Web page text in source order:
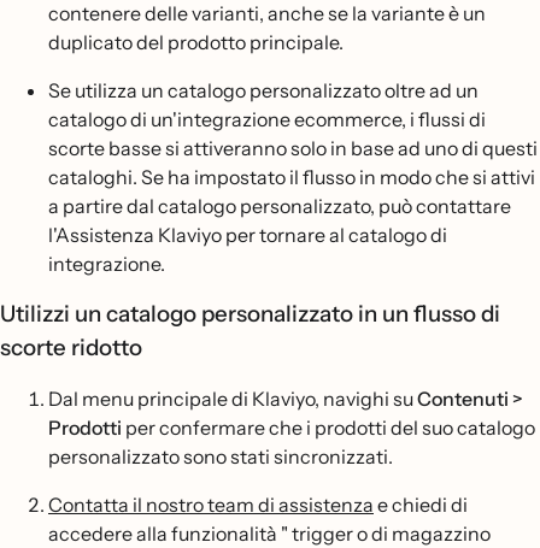
contenere delle varianti, anche se la variante è un
duplicato del prodotto principale.
Se utilizza un catalogo personalizzato oltre ad un
catalogo di un'integrazione ecommerce, i flussi di
scorte basse si attiveranno solo in base ad uno di questi
cataloghi. Se ha impostato il flusso in modo che si attivi
a partire dal catalogo personalizzato, può contattare
l'Assistenza Klaviyo per tornare al catalogo di
integrazione.
Utilizzi un catalogo personalizzato in un flusso di
scorte ridotto
Dal menu principale di Klaviyo, navighi suContenuti >
Prodotti per confermare che i prodotti del suo catalogo
personalizzato sono stati sincronizzati.
Contatta il nostro team di assistenza e chiedi di
accedere alla funzionalità " trigger o di magazzino